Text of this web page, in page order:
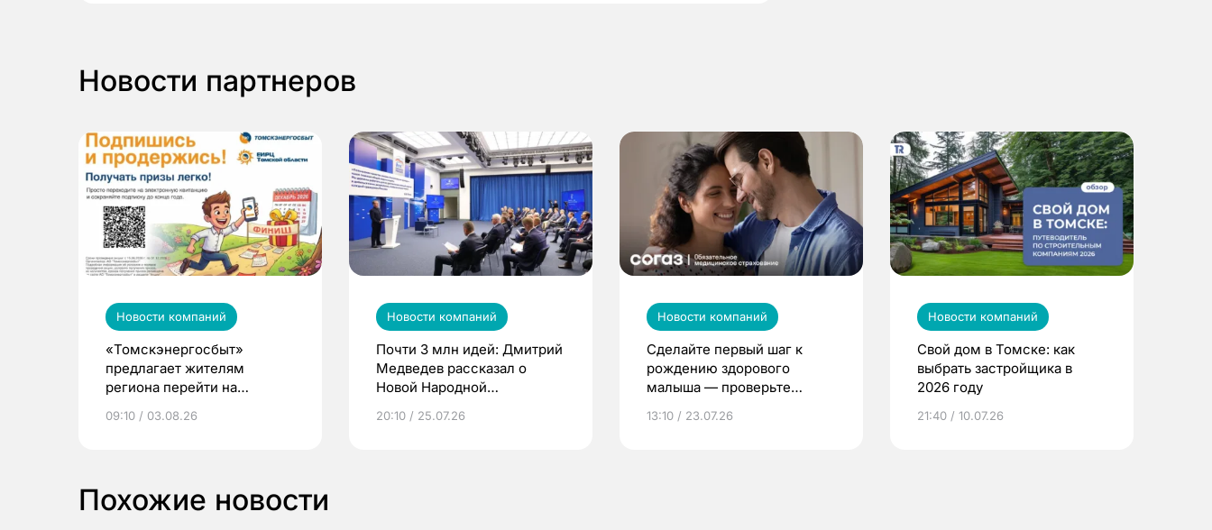
Новости партнеров
Новости компаний
«Томскэнергосбыт»
предлагает жителям
региона перейти на
выиграть призы
09:10 / 03.08.26
Новости компаний
Почти 3 млн идей: Дмитрий
Медведев рассказал о
Новой Народной
20:10 / 25.07.26
Новости компаний
Сделайте первый шаг к
рождению здорового
малыша — проверьте
по ОМС!
13:10 / 23.07.26
Новости компаний
Свой дом в Томске: как
выбрать застройщика в
2026 году
21:40 / 10.07.26
Похожие новости